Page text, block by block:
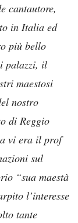
cantautore,
in Italia ed
più bello
palazzi, il
maestosi
nostro
di Reggio
vi era il prof
sul
“sua maestà
l’interesse
tante